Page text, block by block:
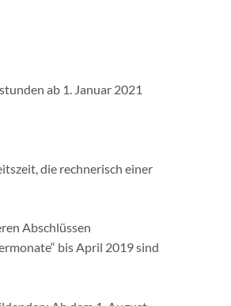
ab 1. Januar 2021
die rechnerisch einer
Abschlüssen
bis April 2019 sind